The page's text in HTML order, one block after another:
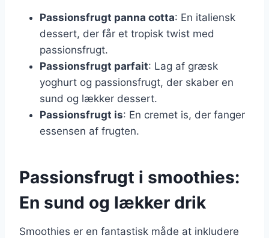
Passionsfrugt panna cotta: En italiensk
dessert, der får et tropisk twist med
passionsfrugt.
Passionsfrugt parfait: Lag af græsk
yoghurt og passionsfrugt, der skaber en
sund og lækker dessert.
Passionsfrugt is: En cremet is, der fanger
essensen af frugten.
Passionsfrugt i smoothies:
En sund og lækker drik
Smoothies er en fantastisk måde at inkludere